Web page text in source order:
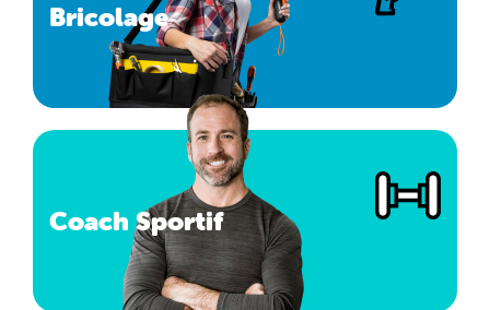
Bricolage
Coach Sportif